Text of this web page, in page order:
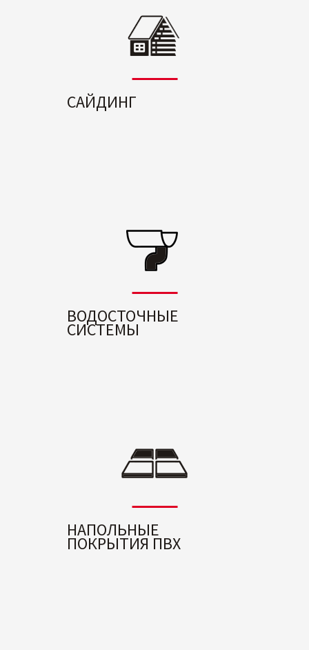
САЙДИНГ
ВОДОСТОЧНЫЕ
СИСТЕМЫ
НАПОЛЬНЫЕ
ПОКРЫТИЯ ПВХ